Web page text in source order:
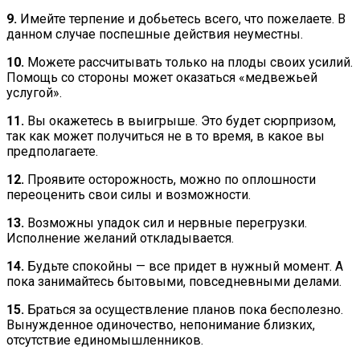
9. Имейте терпение и добьетесь всего, что пожелаете. В
данном случае поспешные действия неуместны.
10. Можете рассчитывать только на плоды своих усилий.
Помощь со стороны может оказаться «медвежьей
услугой».
11. Вы окажетесь в выигрыше. Это будет сюрпризом,
так как может получиться не в то время, в какое вы
предполагаете.
12. Проявите осторожность, можно по оплошности
переоценить свои силы и возможности.
13. Возможны упадок сил и нервные перегрузки.
Исполнение желаний откладывается.
14. Будьте спокойны — все придет в нужный момент. А
пока занимайтесь бытовыми, повседневными делами.
15. Браться за осуществление планов пока бесполезно.
Вынужденное одиночество, непонимание близких,
отсутствие единомышленников.